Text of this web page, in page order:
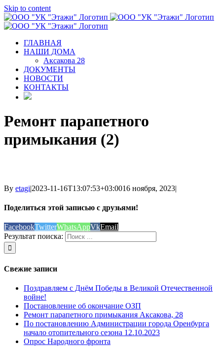
Skip to content
ГЛАВНАЯ
НАШИ ДОМА
Аксакова 28
ДОКУМЕНТЫ
НОВОСТИ
КОНТАКТЫ
Ремонт парапетного
примыкания (2)
By etagi|2023-11-16T13:07:53+03:0016 ноября, 2023|
Поделиться этой записью с друзьями!
FacebookTwitterWhatsAppVkEmail
Результат поиска:
Свежие записи
Поздравляем с Днём Победы в Великой Отечественной
войне!
Постановление об окончание ОЗП
Ремонт парапетного примыкания Аксакова, 28
По постановлению Администрации города Оренбурга
начало отопительного сезона 12.10.2023
Опрос Народного фронта